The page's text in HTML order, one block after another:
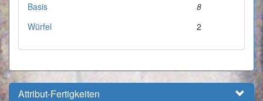
Basis
8
Würfel
2
Attribut-Fertigkeiten